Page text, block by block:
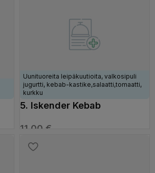
Uunituoreita leipäkuutioita, valkosipuli
jugurtti, kebab-kastike,salaatti,tomaatti,
kurkku
5. Iskender Kebab
11,00€
VALITSE VAIHTOEHDOISTA